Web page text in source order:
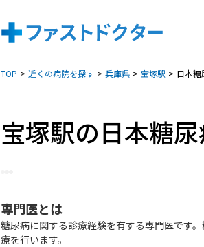
TOP 近くの病院を探す 兵庫県 宝塚駅 日本
宝塚駅の日本糖
専門医とは
糖尿病に関する診療経験を有する専門医です
療を行います。